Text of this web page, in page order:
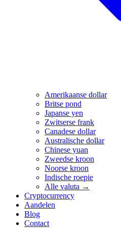
Amerikaanse dollar
Britse pond
Japanse yen
Zwitserse frank
Canadese dollar
Australische dollar
Chinese yuan
Zweedse kroon
Noorse kroon
Indische roepie
Alle valuta →
Cryptocurrency
Aandelen
Blog
Contact